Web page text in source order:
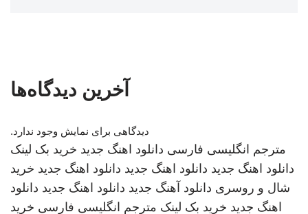
آخرین دیدگاه‌ها
دیدگاهی برای نمایش وجود ندارد.
مترجم انگلیسی فارسی دانلود اهنگ جدید خرید بک لینک
دانلود اهنگ جدید دانلود اهنگ جدید دانلود اهنگ جدید خرید
شال و روسری دانلود آهنگ جدید دانلود اهنگ جدید دانلود
اهنگ جدید خرید بک لینک مترجم انگلیسی فارسی خرید